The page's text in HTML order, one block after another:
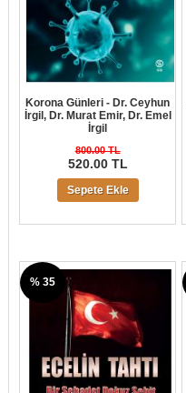
Korona Günleri - Dr. Ceyhun
İrgil, Dr. Murat Emir, Dr. Emel
İrgil
800.00 TL
520.00 TL
Sepete Ekle
% 35